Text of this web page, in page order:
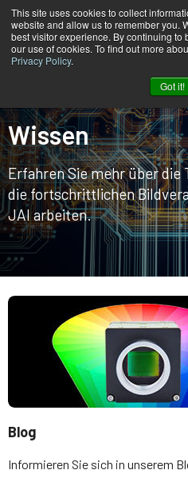
This site uses cookies to collect
website and allow us to remember you.
best visitor experience. By continuing to
our use of cookies. To find out more
Privacy Policy.
Got it!
Wissen
Erfahren Sie mehr über die
die fortschrittlichen
JAI arbeiten.
Blog
Informieren Sie sich in unserem